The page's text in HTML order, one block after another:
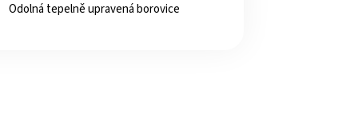
Odolná tepelně upravená borovice